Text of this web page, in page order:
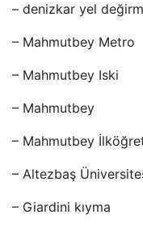
– denizkar yel
– Mahmutbey Metro
– Mahmutbey Iski
– Mahmutbey
– Mahmutbey
– Altezbaş
– Giardini kıyma